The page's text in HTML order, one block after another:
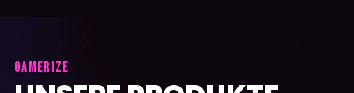
GAMERIZE